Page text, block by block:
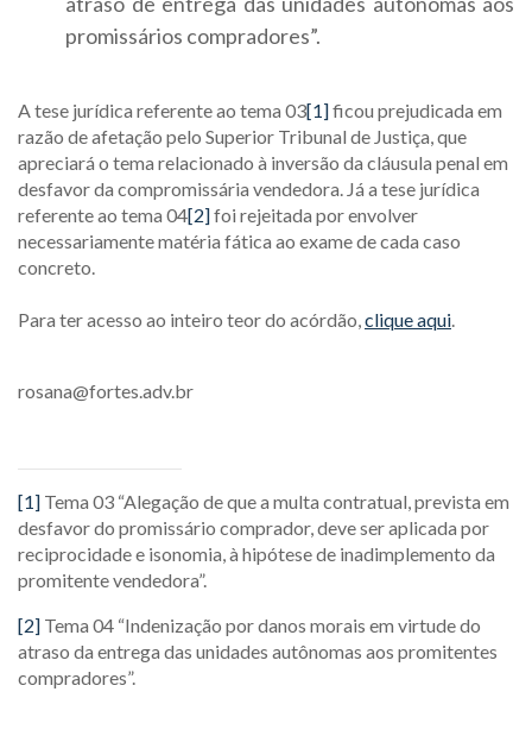
promissários compradores”.
A tese jurídica referente ao tema 03[1]ficou prejudicada em
razão de afetação pelo Superior Tribunal de Justiça, que
apreciará o tema relacionado à inversão da cláusula penal em
desfavor da compromissária vendedora. Já a tese jurídica
referente ao tema 04[2]foi rejeitada por envolver
necessariamente matéria fática ao exame de cada caso
concreto.
Para ter acesso ao inteiro teor do acórdão,clique aqui.
rosana@fortes.adv.br
[1] Tema 03 “Alegação de que a multa contratual, prevista em
desfavor do promissário comprador, deve ser aplicada por
reciprocidade e isonomia, à hipótese de inadimplemento da
promitente vendedora”.
[2] Tema 04 “Indenização por danos morais em virtude do
atraso da entrega das unidades autônomas aos promitentes
compradores”.